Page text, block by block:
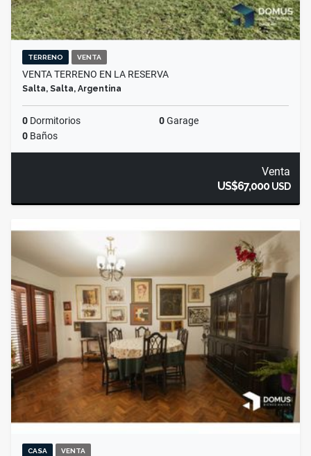
TERRENO VENTA
VENTA TERRENO EN LA RESERVA
Salta, Salta, Argentina
0 Dormitorios 0Garage
0 Baños
Venta
US$67,000USD
CASA VENTA